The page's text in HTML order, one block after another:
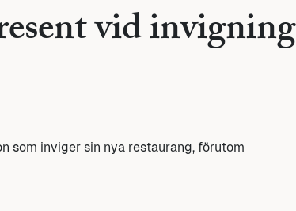
vid invigning
som inviger sin nya restaurang, förutom